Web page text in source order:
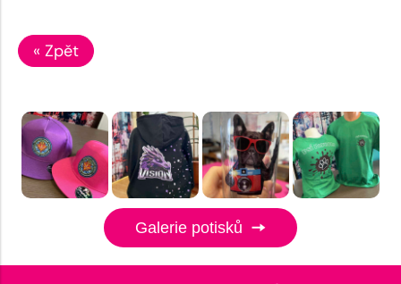
« Zpět
Galerie potisků